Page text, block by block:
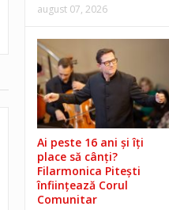
august 07, 2026
Ai peste 16 ani și îți
place să cânți?
Filarmonica Pitești
înființează Corul
Comunitar